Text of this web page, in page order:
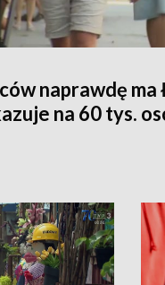
naprawdę ma
na 60 tys.